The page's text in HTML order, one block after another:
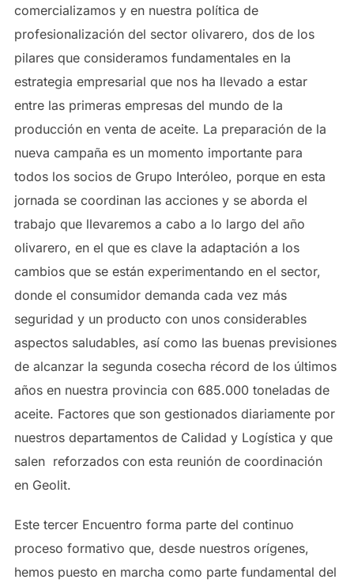
comercializamos y en nuestra política de
profesionalización del sector olivarero, dos de los
pilares que consideramos fundamentales en la
estrategia empresarial que nos ha llevado a estar
entre las primeras empresas del mundo de la
producción en venta de aceite. La preparación de la
nueva campaña es un momento importante para
todos los socios de Grupo Interóleo, porque en esta
jornada se coordinan las acciones y se aborda el
trabajo que llevaremos a cabo a lo largo del año
olivarero, en el que es clave la adaptación a los
cambios que se están experimentando en el sector,
donde el consumidor demanda cada vez más
seguridad y un producto con unos considerables
aspectos saludables, así como las buenas previsiones
de alcanzar la segunda cosecha récord de los últimos
años en nuestra provincia con 685.000 toneladas de
aceite. Factores que son gestionados diariamente por
nuestros departamentos de Calidad y Logística y que
salen reforzados con esta reunión de coordinación
en Geolit.
Este tercer Encuentro forma parte del continuo
proceso formativo que, desde nuestros orígenes,
hemos puesto en marcha como parte fundamental del